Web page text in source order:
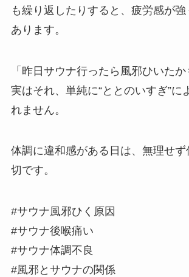
も繰り返したりすると、疲労感が
あります。
「昨日サウナ行ったら風邪ひいたか
実はそれ、単純に“ととのいすぎ”に
れません。
体調に違和感がある日は、無理せず
切です。
#サウナ風邪ひく原因
#サウナ後喉痛い
#サウナ体調不良
#風邪とサウナの関係